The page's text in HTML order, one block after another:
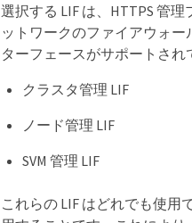
選択する LIF は、HTTPS 管
ットワークのファイアウォ
ターフェースがサポートされ
クラスタ管理 LIF
ノード管理 LIF
SVM 管理 LIF
これらの LIF はどれでも使用